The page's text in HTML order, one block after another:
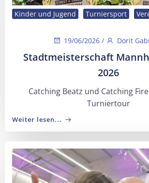
Kinder und Jugend Turniersport
19/06/2026 / Dorit
Stadtmeisterschaft
2026
Catching Beatz und Catching
Turniertour
Weiter lesen...